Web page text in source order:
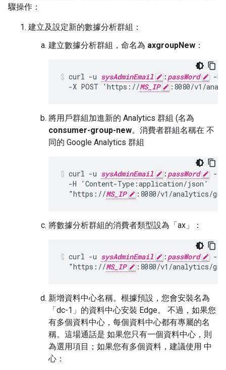
驟操作：
建立及設定新的數據分析群組：
建立數據分析群組，命名為 axgroupNew ：
curl -u sysAdminEmail : passWord
-H
  -X POST 'https://
MS_IP :8080/v1/
將用戶群組加進新的 Analytics 群組 (名為
consumer-group-new。消費者群組名稱在 不
同的 Google Analytics 群組
curl -u sysAdminEmail : passWord
-X
  -H 'Content-Type:application/json'
  "https://
MS_IP :8080/v1/analytics/
將數據分析群組的消費者類型設為「ax」：
curl -u sysAdminEmail : passWord
-X
  "https://
MS_IP :8080/v1/analytics/
新增資料中心名稱。根據預設，您會安裝名為
「dc-1」的資料中心安裝 Edge。 不過，如果您
有多個資料中心，每個資料中心都有專屬的名
稱。這場通話是 如果您只有一個資料中心，則
為選用項目；如果您有多個資料，建議使用 中
心：